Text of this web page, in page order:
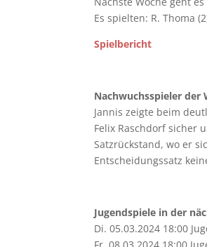
Es spielten: R. Thoma
Spielbericht
Nachwuchsspieler der
Jannis zeigte beim
Felix Raschdorf sicher
Satzrückstand, wo er
Entscheidungssatz
Jugendspiele in der
Di. 05.03.2024 18:00